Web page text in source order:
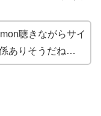
聴きながらサイ
ありそうだね…